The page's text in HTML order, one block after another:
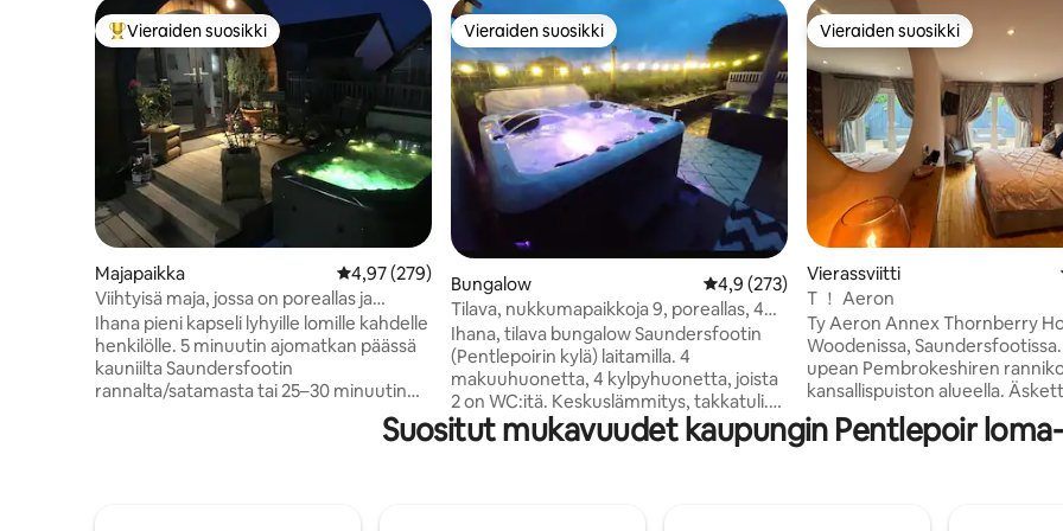
Vieraiden suosikkien parhaimmistoa
Vieraiden suosikki
Majapaikka Keskimääräinen arvio 4,97/5, 279 arvostelua
4,97 (279)
Viihtyisä maja, jossa on poreallas ja
yksityinen puutarha
Ihana pieni kapseli lyhyille lomille kahdelle
henkilölle. 5 minuutin ajomatkan päässä
kauniilta Saundersfootin
rannalta/satamasta tai 25–30 minuutin
kävelymatkan päässä. Tenby kauniine
Vieraiden suosikki
Vieraiden suosikki
Bungalow Keskimääräinen arvio 4,9/5, 273 arvostelua
4,9 (273)
Tilava, nukkumapaikkoja 9, poreallas, 4
makuuhuonetta, Tenby / S-foot
Ihana, tilava bungalow Saundersfootin
(Pentlepoirin kylä) laitamilla. 4
makuuhuonetta, 4 kylpyhuonetta, joista
2 on WC:itä. Keskuslämmitys, takkatuli.
Täysin varustettu keittiö.
Ammattimaisesti pesty liinavaatteet ja
Vieraiden suosikki
Vieraiden suosikki
Vierassviitti
T ！ Aeron
Ty Aeron Annex Thornberry
Woodenissa,
upean Pembrokeshiren
kansallispuiston alueella.
remontoitu omavarainen
mailin päässä Saundersfootin
Suositut mukavuudet kaupungin Pentlepoir